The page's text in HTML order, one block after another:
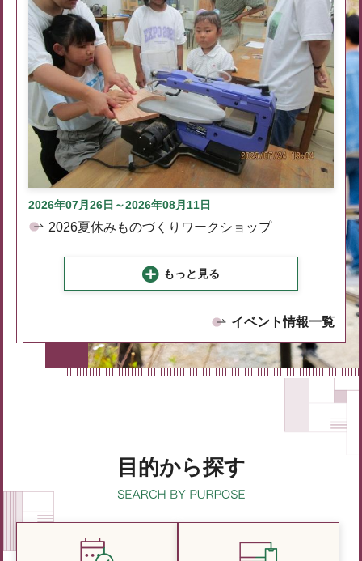
2026年07月26日～2026年08月11日
2026夏休みものづくりワークショップ
もっと見る
イベント情報一覧
目的から探す